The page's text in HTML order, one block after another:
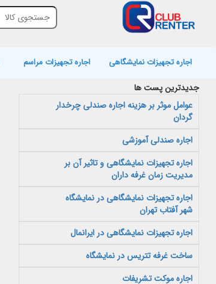
اجاره تجهیزات نمایشگاهی اجاره تجهیزات مراسم
جدیدترین پست ها
اجاره موکت تشریفات
ساخت غرفه تتریس در نمایشگاه
اجاره تجهیزات نمایشگاهی در ایرانمال
اجاره تجهیزات نمایشگاهی در نمایشگاه
شهر آفتاب تهران
اجاره تجهیزات نمایشگاهی و تاثیر آن بر
مدیریت زمان غرفه داران
اجاره صندلی آموزشی
عوامل موثر بر هزینه اجاره صندلی چرخدار
گردان